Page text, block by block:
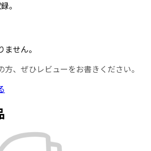
。
せん。
方、ぜひレビューをお書きください。